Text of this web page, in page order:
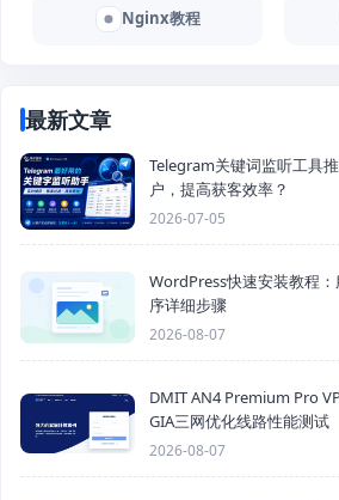
Nginx教程
最新文章
Telegram关键词监听工具
户，提高获客效率？
2026-07-05
WordPress快速安装教程
序详细步骤
2026-08-07
DMIT AN4 Premium Pro
GIA三网优化线路性能测试
2026-08-07